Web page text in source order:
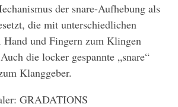
der snare-Aufhebung als
die mit unterschiedlichen
Hand und Fingern zum Klingen
die locker gespannte „snare“
Klanggeber.
GRADATIONS